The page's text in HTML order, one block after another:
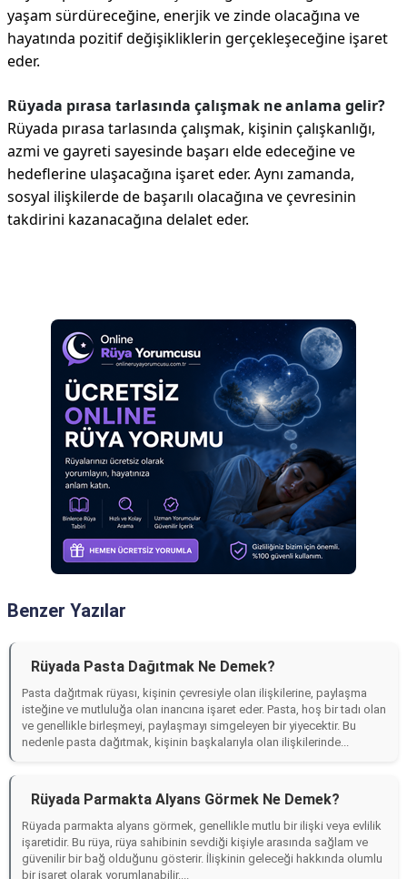
yaşam sürdüreceğine, enerjik ve zinde olacağına ve
hayatında pozitif değişikliklerin gerçekleşeceğine işaret
eder.
Rüyada pırasa tarlasında çalışmak ne anlama gelir?
Rüyada pırasa tarlasında çalışmak, kişinin çalışkanlığı,
azmi ve gayreti sayesinde başarı elde edeceğine ve
hedeflerine ulaşacağına işaret eder. Aynı zamanda,
sosyal ilişkilerde de başarılı olacağına ve çevresinin
takdirini kazanacağına delalet eder.
Benzer Yazılar
Rüyada Pasta Dağıtmak Ne Demek?
Pasta dağıtmak rüyası, kişinin çevresiyle olan ilişkilerine, paylaşma
isteğine ve mutluluğa olan inancına işaret eder. Pasta, hoş bir tadı olan
ve genellikle birleşmeyi, paylaşmayı simgeleyen bir yiyecektir. Bu
nedenle pasta dağıtmak, kişinin başkalarıyla olan ilişkilerinde...
Rüyada Parmakta Alyans Görmek Ne Demek?
Rüyada parmakta alyans görmek, genellikle mutlu bir ilişki veya evlilik
işaretidir. Bu rüya, rüya sahibinin sevdiği kişiyle arasında sağlam ve
güvenilir bir bağ olduğunu gösterir. İlişkinin geleceği hakkında olumlu
bir işaret olarak yorumlanabilir....